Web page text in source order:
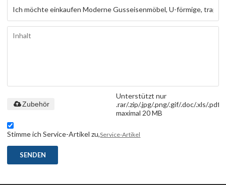
Unterstützt nur
.rar/.zip/.jpg/.png/.gif/.doc/.xls/.pdf,
maximal 20 MB
Zubehör
Stimme ich Service-Artikel zu,Service-Artikel
SENDEN